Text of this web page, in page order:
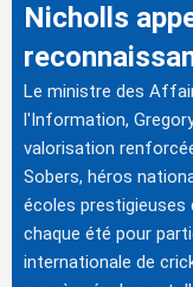
Nicholls
Le ministre des
l'Information,
valorisation
Sobers, héros
écoles prestigieuses
chaque été pour
internationale de